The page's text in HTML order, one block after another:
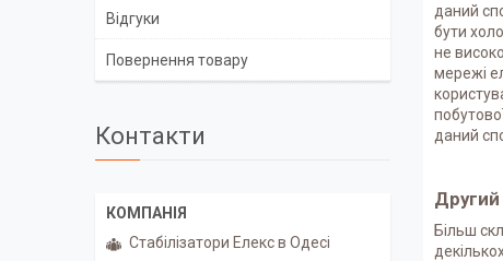
даний
бути
не
мережі
даний
Другий
Більш
Відгуки
Повернення товару
Контакти
Стабілізатори Елекс в Одесі